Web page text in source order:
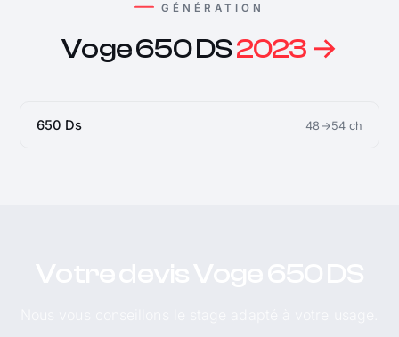
GÉNÉRATION
Voge 650 DS2023 →
650 Ds 48→54 ch